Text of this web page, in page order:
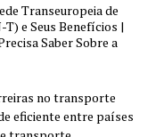
Transeuropeia de
e Seus Benefícios |
Saber Sobre a
no transporte
eficiente entre países